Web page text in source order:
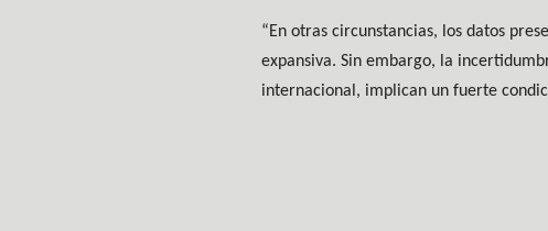
“En otras circunstancias, los datos
expansiva. Sin embargo, la
internacional, implican un fuerte